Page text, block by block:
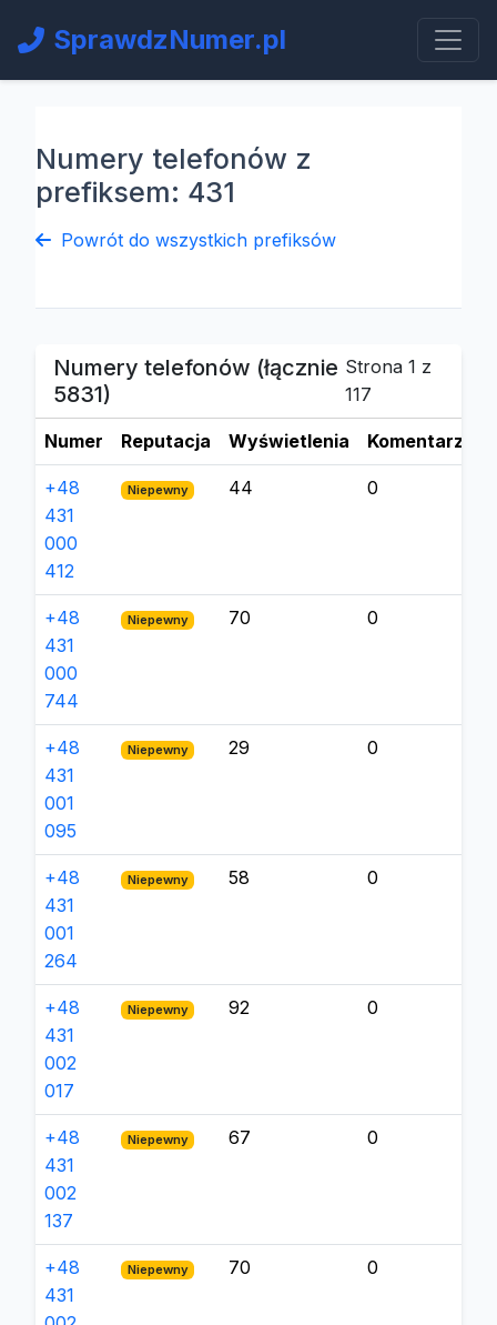
SprawdzNumer.pl
Numery telefonów z
prefiksem: 431
Powrót do wszystkich prefiksów
Numery telefonów (łącznie
5831)
Strona 1 z
117
Numer Reputacja Wyświetlenia Komentarze
+48
431
000
412
Niepewny 44 0
+48
431
000
744
Niepewny 70 0
+48
431
001
095
Niepewny 29 0
+48
431
001
264
Niepewny 58 0
+48
431
002
017
Niepewny 92 0
+48
431
002
137
Niepewny 67 0
+48
431
Niepewny 70 0